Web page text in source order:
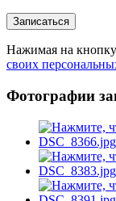
Нажимая на кнопку
своих
Фотографии